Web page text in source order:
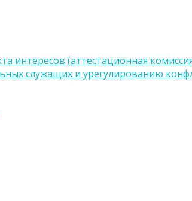
интересов (аттестационная
служащих и урегулированию